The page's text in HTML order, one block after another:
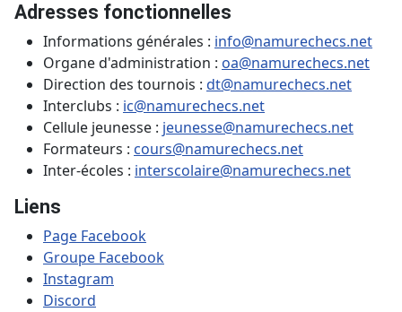
Adresses fonctionnelles
Informations générales : info@namurechecs.net
Organe d'administration : oa@namurechecs.net
Direction des tournois : dt@namurechecs.net
Interclubs : ic@namurechecs.net
Cellule jeunesse : jeunesse@namurechecs.net
Formateurs : cours@namurechecs.net
Inter-écoles : interscolaire@namurechecs.net
Liens
Page Facebook
Groupe Facebook
Instagram
Discord